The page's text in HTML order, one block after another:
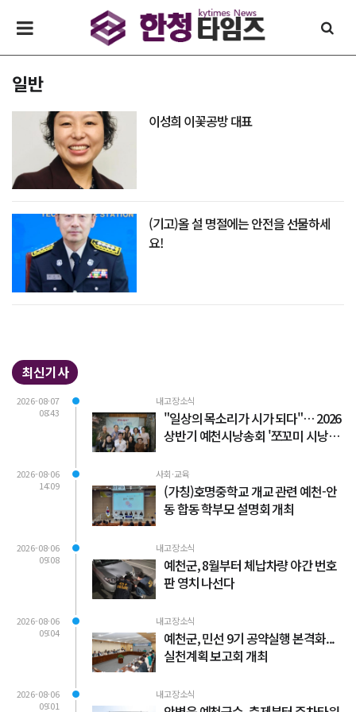
일반
이성희 이꽃공방 대표
(기고)올 설 명절에는 안전을 선물하세
요!
최신기사
2026-08-07
08:43
내고장소식
"일상의 목소리가 시가 되다"… 2026
상반기 예천시낭송회 '쪼꼬미 시낭송
2026-08-06
14:09
사회·교육
(가칭)호명중학교 개교 관련 예천-안
동 합동 학부모 설명회 개최
2026-08-06
09:08
내고장소식
예천군, 8월부터 체납차량 야간 번호
판 영치 나선다
2026-08-06
09:04
내고장소식
예천군, 민선 9기 공약실행 본격화...
실천계획 보고회 개최
2026-08-06
09:01
내고장소식